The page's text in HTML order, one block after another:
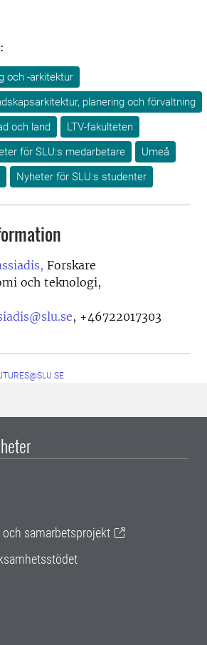
och -arkitektur
planering och förvaltning
och land
LTV-fakulteten
för SLU:s medarbetare
Umeå
Nyheter för SLU:s studenter
Forskare
och teknologi,
, +46722017303
samarbetsprojekt